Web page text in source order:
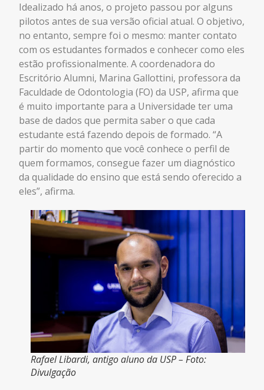
Idealizado há anos, o projeto passou por alguns
pilotos antes de sua versão oficial atual. O objetivo,
no entanto, sempre foi o mesmo: manter contato
com os estudantes formados e conhecer como eles
estão profissionalmente. A coordenadora do
Escritório Alumni, Marina Gallottini, professora da
Faculdade de Odontologia (FO) da USP, afirma que
é muito importante para a Universidade ter uma
base de dados que permita saber o que cada
estudante está fazendo depois de formado. “A
partir do momento que você conhece o perfil de
quem formamos, consegue fazer um diagnóstico
da qualidade do ensino que está sendo oferecido a
eles”, afirma.
Rafael Libardi, antigo aluno da USP – Foto:
Divulgação